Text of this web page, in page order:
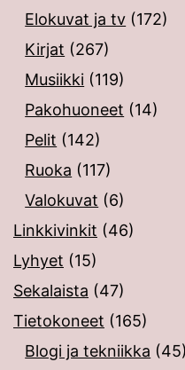
Elokuvat ja tv (172)
Kirjat (267)
Musiikki (119)
Pakohuoneet (14)
Pelit (142)
Ruoka (117)
Valokuvat (6)
Linkkivinkit (46)
Lyhyet (15)
Sekalaista (47)
Tietokoneet (165)
Blogi ja tekniikka (45)